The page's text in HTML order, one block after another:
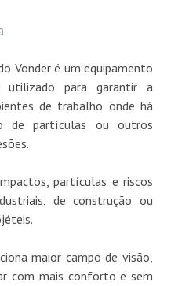
Vonder é um equipamento
utilizado para garantir a
de trabalho onde há
de partículas ou outros
partículas e riscos
de construção ou
maior campo de visão,
com mais conforto e sem